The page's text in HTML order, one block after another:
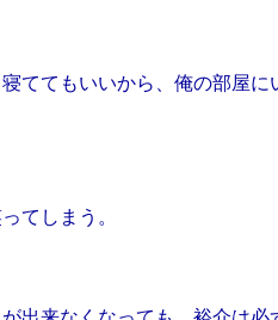
寝ててもいいから、俺の部屋
てしまう。